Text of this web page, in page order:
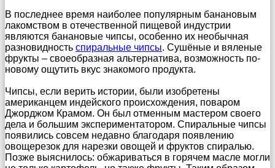
В последнее время наиболее популярным банановым
лакомством в отечественной пищевой индустрии
являются банановые чипсы, особенно их необычная
разновидность спиральные чипсы. Сушёные и вяленые
фрукты – своеобразная альтернатива, возможность по-
новому ощутить вкус знакомого продукта.
Чипсы, если верить истории, были изобретены
американцем индейского происхождения, поваром
Джорджом Крамом. Он был отменным мастером своего
дела и большим экспериментатором. Спиральные чипсы
появились совсем недавно благодаря появлению
овощерезок для нарезки овощей и фруктов спиралью.
Позже выяснилось: обжариваться в горячем масле могли